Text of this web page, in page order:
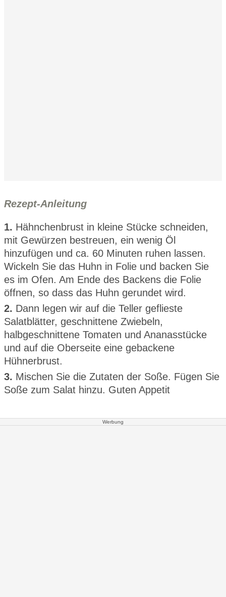
Rezept-Anleitung
1. Hähnchenbrust in kleine Stücke schneiden,
mit Gewürzen bestreuen, ein wenig Öl
hinzufügen und ca. 60 Minuten ruhen lassen.
Wickeln Sie das Huhn in Folie und backen Sie
es im Ofen. Am Ende des Backens die Folie
öffnen, so dass das Huhn gerundet wird.
2. Dann legen wir auf die Teller geflieste
Salatblätter, geschnittene Zwiebeln,
halbgeschnittene Tomaten und Ananasstücke
und auf die Oberseite eine gebackene
Hühnerbrust.
3. Mischen Sie die Zutaten der Soße. Fügen Sie
Soße zum Salat hinzu. Guten Appetit
Werbung